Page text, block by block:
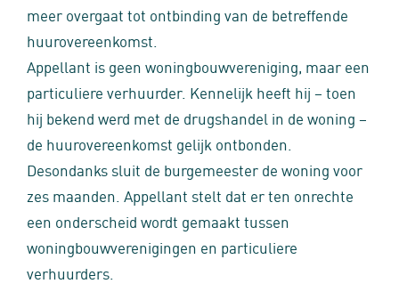
meer overgaat tot ontbinding van de betreffende
huurovereenkomst.
Appellant is geen woningbouwvereniging, maar een
particuliere verhuurder. Kennelijk heeft hij – toen
hij bekend werd met de drugshandel in de woning –
de huurovereenkomst gelijk ontbonden.
Desondanks sluit de burgemeester de woning voor
zes maanden. Appellant stelt dat er ten onrechte
een onderscheid wordt gemaakt tussen
woningbouwverenigingen en particuliere
verhuurders.